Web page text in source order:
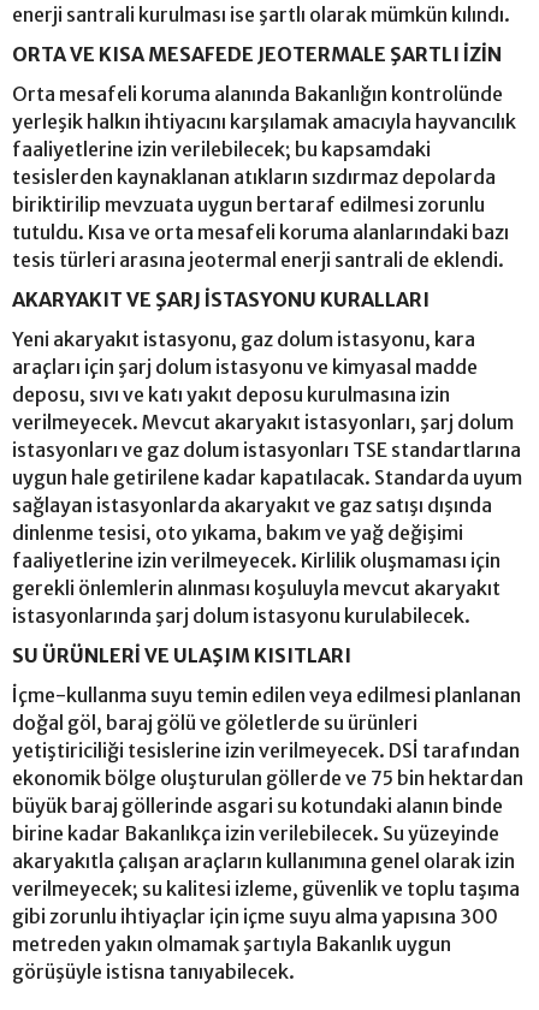
enerji santrali kurulması ise şartlı olarak mümkün kılındı.
ORTA VE KISA MESAFEDE JEOTERMALE ŞARTLI İZİN
Orta mesafeli koruma alanında Bakanlığın kontrolünde
yerleşik halkın ihtiyacını karşılamak amacıyla hayvancılık
faaliyetlerine izin verilebilecek; bu kapsamdaki
tesislerden kaynaklanan atıkların sızdırmaz depolarda
biriktirilip mevzuata uygun bertaraf edilmesi zorunlu
tutuldu. Kısa ve orta mesafeli koruma alanlarındaki bazı
tesis türleri arasına jeotermal enerji santrali de eklendi.
AKARYAKIT VE ŞARJ İSTASYONU KURALLARI
Yeni akaryakıt istasyonu, gaz dolum istasyonu, kara
araçları için şarj dolum istasyonu ve kimyasal madde
deposu, sıvı ve katı yakıt deposu kurulmasına izin
verilmeyecek. Mevcut akaryakıt istasyonları, şarj dolum
istasyonları ve gaz dolum istasyonları TSE standartlarına
uygun hale getirilene kadar kapatılacak. Standarda uyum
sağlayan istasyonlarda akaryakıt ve gaz satışı dışında
dinlenme tesisi, oto yıkama, bakım ve yağ değişimi
faaliyetlerine izin verilmeyecek. Kirlilik oluşmaması için
gerekli önlemlerin alınması koşuluyla mevcut akaryakıt
istasyonlarında şarj dolum istasyonu kurulabilecek.
SU ÜRÜNLERİ VE ULAŞIM KISITLARI
İçme-kullanma suyu temin edilen veya edilmesi planlanan
doğal göl, baraj gölü ve göletlerde su ürünleri
yetiştiriciliği tesislerine izin verilmeyecek. DSİ tarafından
ekonomik bölge oluşturulan göllerde ve 75 bin hektardan
büyük baraj göllerinde asgari su kotundaki alanın binde
birine kadar Bakanlıkça izin verilebilecek. Su yüzeyinde
akaryakıtla çalışan araçların kullanımına genel olarak izin
verilmeyecek; su kalitesi izleme, güvenlik ve toplu taşıma
gibi zorunlu ihtiyaçlar için içme suyu alma yapısına 300
metreden yakın olmamak şartıyla Bakanlık uygun
görüşüyle istisna tanıyabilecek.